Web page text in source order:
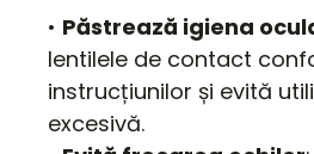
• Păstrează igiena
lentilele de contact
instrucțiunilor și evită
excesivă.